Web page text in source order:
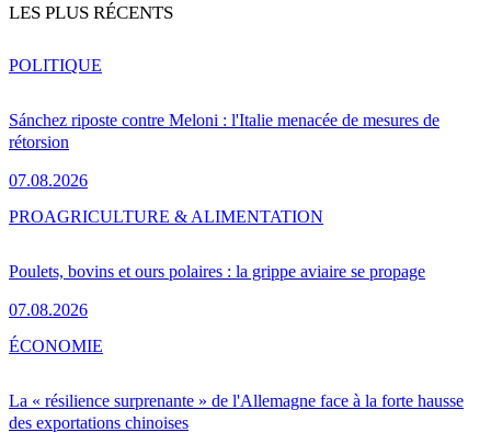
LES PLUS RÉCENTS
Sánchez riposte contre Meloni : l'Italie menacée de mesures de
rétorsion
07.08.2026
POLITIQUE
Poulets, bovins et ours polaires : la grippe aviaire se propage
07.08.2026
PROAGRICULTURE & ALIMENTATION
La « résilience surprenante » de l'Allemagne face à la forte hausse
des exportations chinoises
ÉCONOMIE